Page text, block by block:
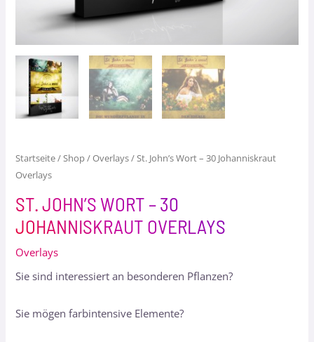
Startseite/ Shop/Overlays/ St. John’s Wort – 30 Johanniskraut
Overlays
ST. JOHN’S WORT – 30
JOHANNISKRAUT OVERLAYS
Overlays
Sie sind interessiert an besonderen Pflanzen?
Sie mögen farbintensive Elemente?